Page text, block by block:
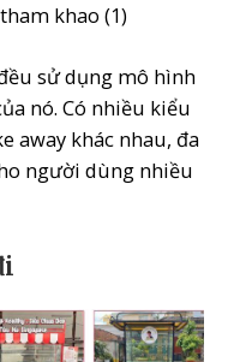
khao (1)
sử dụng mô hình
nó. Có nhiều kiểu
away khác nhau, đa
người dùng nhiều